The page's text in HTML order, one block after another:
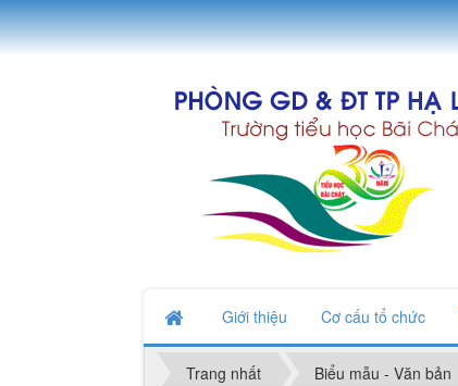
Giới thiệu Cơ cấu tổ chức
Trang nhất Biểu mẫu - Văn bản